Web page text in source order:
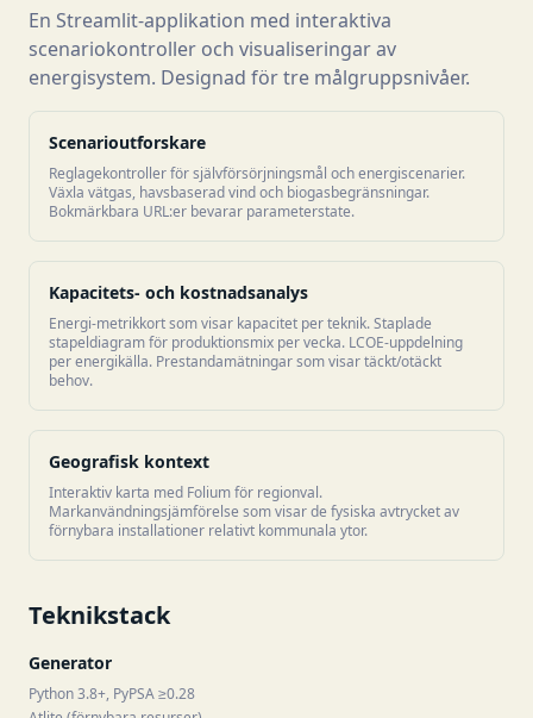
En Streamlit-applikation med interaktiva
scenariokontroller och visualiseringar av
energisystem. Designad för tre målgruppsnivåer.
Scenarioutforskare
Reglagekontroller för självförsörjningsmål och energiscenarier.
Växla vätgas, havsbaserad vind och biogasbegränsningar.
Bokmärkbara URL:er bevarar parameterstate.
Kapacitets- och kostnadsanalys
Energi-metrikkort som visar kapacitet per teknik. Staplade
stapeldiagram för produktionsmix per vecka. LCOE-uppdelning
per energikälla. Prestandamätningar som visar täckt/otäckt
behov.
Geografisk kontext
Interaktiv karta med Folium för regionval.
Markanvändningsjämförelse som visar de fysiska avtrycket av
förnybara installationer relativt kommunala ytor.
Teknikstack
Generator
Python 3.8+, PyPSA ≥0.28